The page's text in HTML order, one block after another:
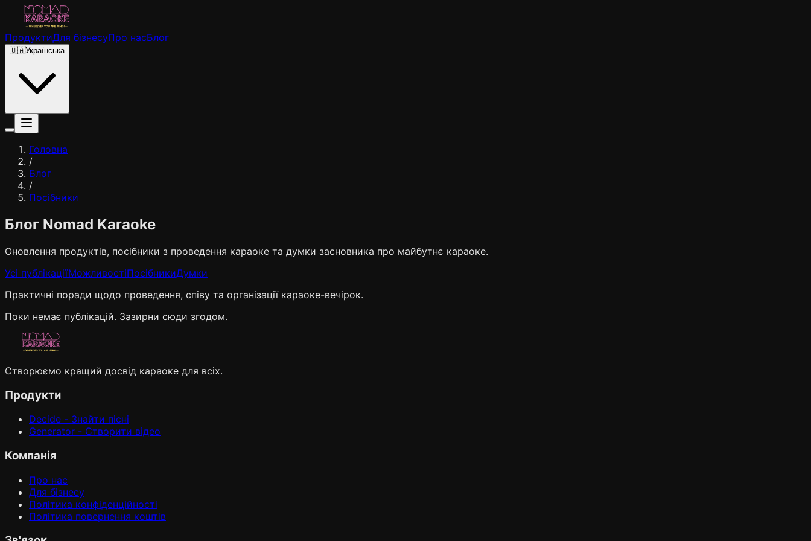
ПродуктиДля бізнесуПро насБлог
🇺🇦Українська
Головна
/
Блог
/
Посібники
Блог Nomad Karaoke
Оновлення продуктів, посібники з проведення караоке та думки засновника про майбутнє караоке.
Усі публікаціїМожливостіПосібникиДумки
Практичні поради щодо проведення, співу та організації караоке-вечірок.
Поки немає публікацій. Зазирни сюди згодом.
Створюємо кращий досвід караоке для всіх.
Продукти
Decide - Знайти пісні
Generator - Створити відео
Компанія
Про нас
Для бізнесу
Політика конфіденційності
Політика повернення коштів